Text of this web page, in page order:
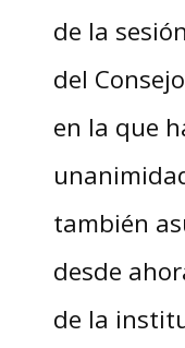
de la
del
en la que
también
desde
de la